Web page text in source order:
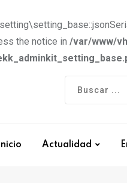
the notice in /var/www/
Inicio Actualidad